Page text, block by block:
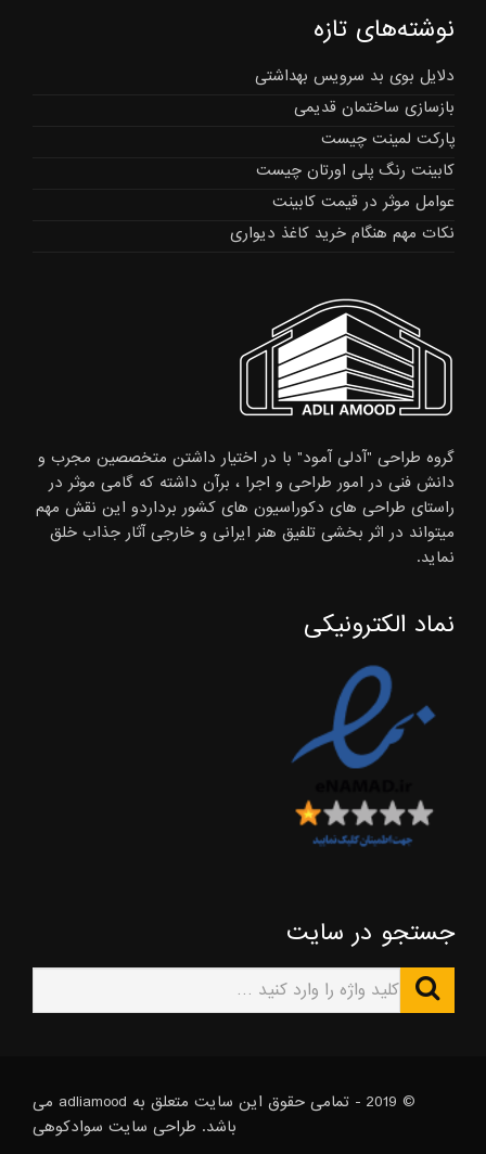
نوشته‌های تازه
دلایل بوی بد سرویس بهداشتی
بازسازی ساختمان قدیمی
پارکت لمینت چیست
کابینت رنگ پلی اورتان چیست
عوامل موثر در قیمت کابینت
نکات مهم هنگام خرید کاغذ دیواری
گروه طراحی "آدلی آمود" با در اختیار داشتن متخصصین مجرب و
دانش فنی در امور طراحی و اجرا ، برآن داشته که گامی موثر در
راستای طراحی های دکوراسیون های کشور برداردو این نقش مهم
میتواند در اثر بخشی تلفیق هنر ایرانی و خارجی آثار جذاب خلق
نماید.
نماد الکترونیکی
جستجو در سایت
© 2019 - تمامی حقوق این سایت متعلق به adliamood می
باشد. طراحی سایت سوادکوهی